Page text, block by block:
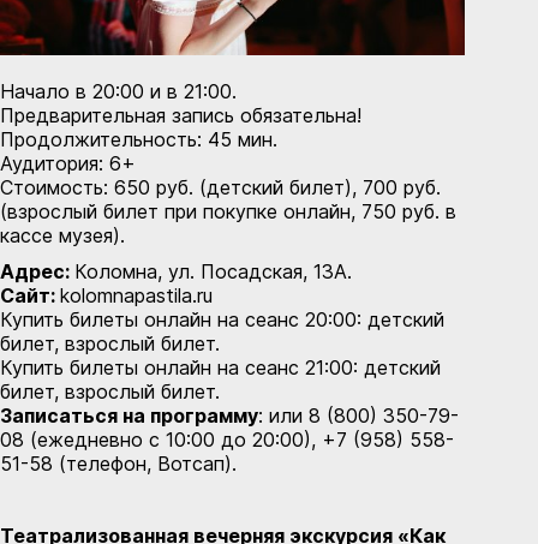
Начало в 20:00 и в 21:00.
Предварительная запись обязательна!
Продолжительность: 45 мин.
Аудитория: 6+
Стоимость: 650 руб. (детский билет), 700 руб.
(взрослый билет при покупке онлайн, 750 руб. в
кассе музея).
Адрес: Коломна, ул. Посадская, 13А.
Сайт: kolomnapastila.ru
Купить билеты онлайн на сеанс 20:00: детский
билет, взрослый билет.
Купить билеты онлайн на сеанс 21:00: детский
билет, взрослый билет.
Записаться на программу: или 8 (800) 350-79-
08 (ежедневно с 10:00 до 20:00), +7 (958) 558-
51-58 (телефон, Вотсап).
Театрализованная вечерняя экскурсия «Как